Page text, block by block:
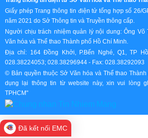
Giấy phép Trang thông tin điện tử tổng hợp số 26/
năm 2021 do Sở Thông tin và Truyền thông cấp.
Người chịu trách nhiệm quản lý nội dung: Ông
Văn hóa và Thể thao Thành phố Hồ Chí Minh.
Địa chỉ: 164 Đồng Khởi, P.Bến Nghé, Q1, TP
028.38224053; 028.38296944 - Fax: 028.38292093
© Bản quyền thuộc Sở Văn hóa và Thể thao
dụng lại thông tin từ website này, xin vui lòng
TPHCM"
Đã kết nối EMC